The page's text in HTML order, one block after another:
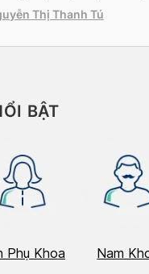
lên thành động mạch tăng
khỏe cho người […]
Thị Thanh Tú
BẬT
Phụ Khoa Nam